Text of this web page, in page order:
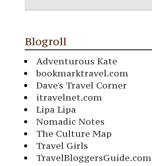
Blogroll
Adventurous Kate
bookmarktravel.com
Dave's Travel Corner
itravelnet.com
Lipa Lipa
Nomadic Notes
The Culture Map
Travel Girls
TravelBloggersGuide.com